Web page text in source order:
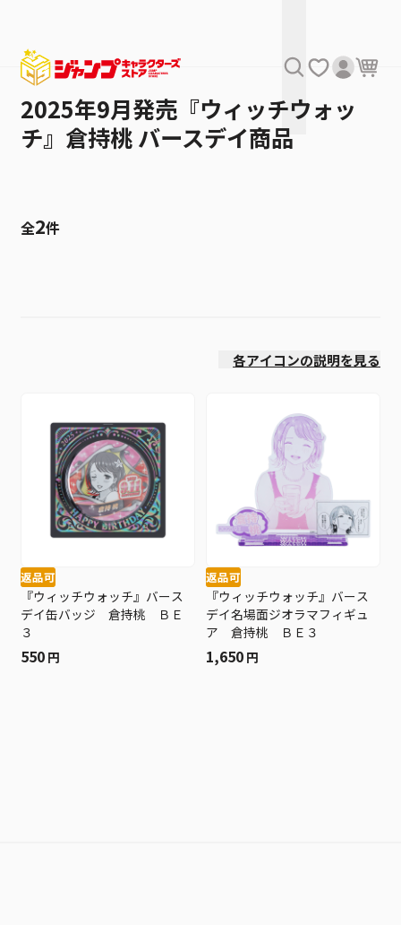
2025年9月発売『ウィッチウォッ
チ』倉持桃 バースデイ商品
全2件
各アイコンの説明を見る
返品可
『ウィッチウォッチ』バース
デイ缶バッジ 倉持桃 ＢＥ
３
550 円
返品可
『ウィッチウォッチ』バース
デイ名場面ジオラマフィギュ
ア 倉持桃 ＢＥ３
1,650 円